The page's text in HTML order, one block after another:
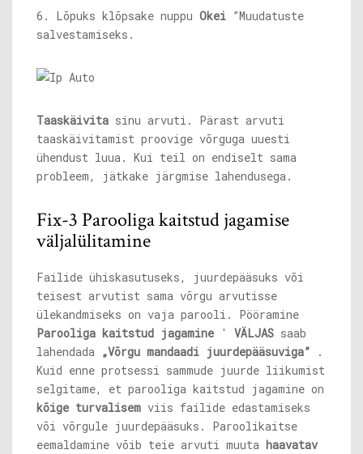
6. Lõpuks klõpsake nuppu Okei ”Muudatuste
salvestamiseks.
Taaskäivita sinu arvuti. Pärast arvuti
taaskäivitamist proovige võrguga uuesti
ühendust luua. Kui teil on endiselt sama
probleem, jätkake järgmise lahendusega.
Fix-3 Parooliga kaitstud jagamise
väljalülitamine
Failide ühiskasutuseks, juurdepääsuks või
teisest arvutist sama võrgu arvutisse
ülekandmiseks on vaja parooli. Pööramine
Parooliga kaitstud jagamine ' VÄLJAS saab
lahendada „Võrgu mandaadi juurdepääsuviga” .
Kuid enne protsessi sammude juurde liikumist
selgitame, et parooliga kaitstud jagamine on
kõige turvalisem viis failide edastamiseks
või võrgule juurdepääsuks. Paroolikaitse
eemaldamine võib teie arvuti muuta haavatav